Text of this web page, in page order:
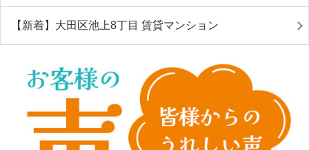
【新着】大田区池上8丁目 賃貸マンション